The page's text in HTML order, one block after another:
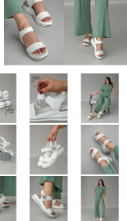
095 ₽
Количество: 1
2 095 ₽
Продолжить покупки
Оформить заказ